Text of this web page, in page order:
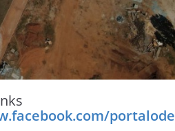
portalode